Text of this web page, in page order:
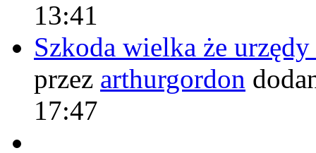
13:41
Szkoda wielka że
przez arthurgordon
17:47